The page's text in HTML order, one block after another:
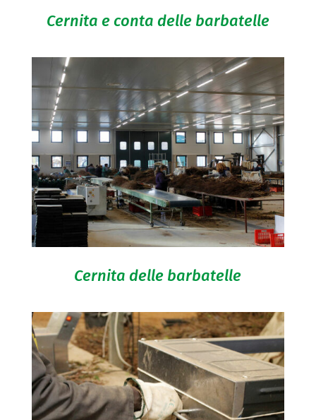
Cernita e conta delle barbatelle
Cernita delle barbatelle